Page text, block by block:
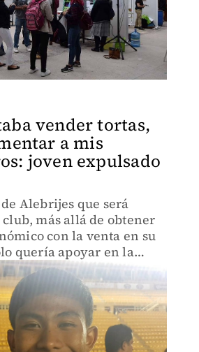
vender tortas,
a mis
joven expulsado
Alebrijes que será
más allá de obtener
con la venta en su
quería apoyar en la
de los alumnos